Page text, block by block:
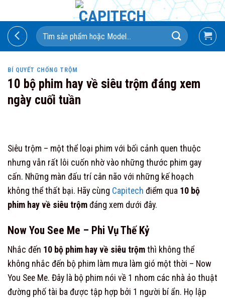
to
content
Search
for:
BÍ QUYẾT CHỐNG TRỘM
10 bộ phim hay về siêu trộm đáng xem
ngày cuối tuần
Siêu trộm – một thể loại phim với bối cảnh quen thuộc
nhưng vẫn rất lôi cuốn nhờ vào những thước phim gay
cấn. Những màn đấu trí cân não với những kế hoạch
không thể thất bại. Hãy cùng Capitech điểm qua 10 bộ
phim hay về siêu trộm đáng xem dưới đây.
Now You See Me – Phi Vụ Thế Kỷ
Nhắc đến 10 bộ phim hay về siêu trộm thì không thể
không nhắc đến bộ phim làm mưa làm gió một thời – Now
You See Me. Đây là bộ phim nói về 1 nhom các nhà ảo thuật
đường phố tài ba được tập hợp bởi 1 người bí ẩn. Họ lập